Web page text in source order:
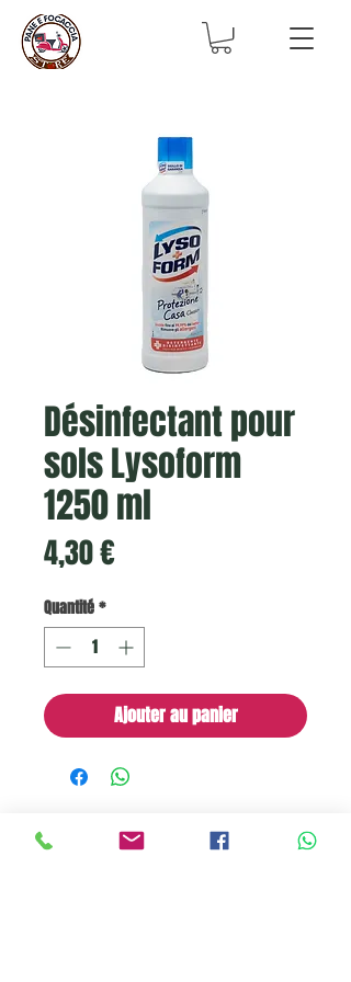
Désinfectant pour
sols Lysoform
1250 ml
4,30 €Prix
Quantité*
Ajouter au panier